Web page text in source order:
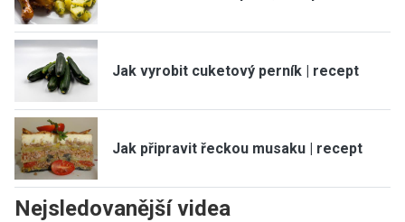
Jak vyrobit cuketový perník | recept
Jak připravit řeckou musaku | recept
Nejsledovanější videa